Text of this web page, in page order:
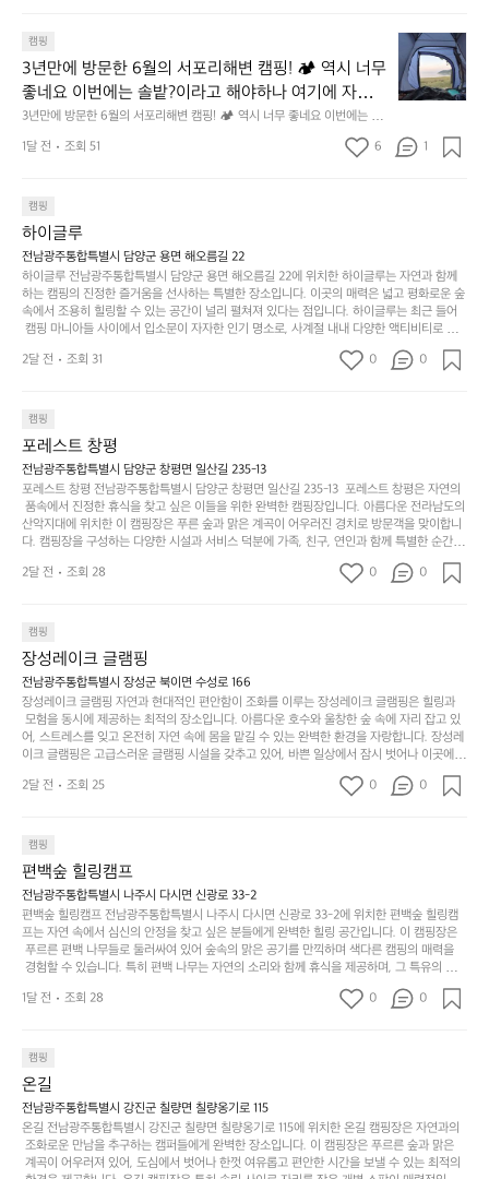
구
나
잠
에
기
까
이
걸
리
는
순
다.
그
럴
때
는
차
을
가
려
보
세
요.
튼
을
조
용
히
o
l
a
지
의
초
기
품
갑’입
니
다.
일
상
에
고
다
니
고
싶
어
는
크
기,
무
게,
이
의
아
주
미
가
존
재
용
할
수
있
록.
분
하
고,
단
순
하
하
지
않
은
디
자
웃
도
어
의
경
럽
게
이
어
주
E
M
O
캠핑
3년만에 방문한 6월의 서포리해변 캠핑! 🏕 역시 너무
좋네요 이번에는 솔밭?이라고 해야하나 여기에 자리를
잡았는데 정말 시원하고 경치도 좋네요  서해치고 물도
맑은편, 아이들도 놀기 좋고 1박 2일은 넘 짧게 느껴지
네요  .1박 1동 1만원 (수금은 7시쯤, 동네에서 관리) .수
바로 화장실있음 .5분거리 cu .2분거리 음식점  항구에
서부터 해변까지 버스도 다니네요 ㅎㅎㅎ 아이들 엄청
좋아하네요 점심쯤도착해서 철수할때까지 물놀이 3
타임이나 했네요 ⛱️
3년만에 방문한 6월의 서포리해변 캠핑! 🏕 역시 너무 좋네요 이번에는 솔
밭?이라고 해야하나 여기에 자리를 잡았는데 정말 시원하고 경치도 좋네요
서해치고 물도 맑은편, 아이들도 놀기 좋고 1박 2일은 넘 짧게 느껴지네요  .
항구에서부터 해변까지 버스도 다니네요 ㅎㅎㅎ 아이들 엄청 좋아하네요 점
심쯤도착해서 철수할때까지 물놀이 3타임이나 했네요 ⛱️
년
만
에
문
포
리
해
변
캠
핑!
무
좋
네
요
이
이
라
고
해
야
하
리
를
잡
았
는
하
고
경
1달 전 조회 51 6 1
캠핑
하이글루
전남광주통합특별시 담양군 용면 해오름길 22
하이글루 전남광주통합특별시 담양군 용면 해오름길 22에 위치한 하이글루는 자연과 함께
하는 캠핑의 진정한 즐거움을 선사하는 특별한 장소입니다. 이곳의 매력은 넓고 평화로운 숲
속에서 조용히 힐링할 수 있는 공간이 널리 펼쳐져 있다는 점입니다. 하이글루는 최근 들어
캠핑 마니아들 사이에서 입소문이 자자한 인기 명소로, 사계절 내내 다양한 액티비티로 방
문객들을 맞이합니다. 특히, 하이글루의 독특한 시설인 글램핑 텐트는 고객들에게 아늑한 잠
자리를 제공하며, 캠핑의 매력을 한층 더해 줍니다. 밖에서는 자연의 소리를 들으며, 내부에
함께 좋은 시간을 보낼 수 있다는 것입니다. 또한, 하이글루 인근에는 다양한 트레킹 코스와
자전거 도로가 있어 아웃도어 활동을 좋아하는 이들에게 더욱 참조할 만한 장소가 됩니다.
담양의 아름다운 자연과 함께, 건강한 레저 활동을 즐기며 행복한 캠핑 경험을 쌓으실 수 있
습니다. 하이글루에서 특별한 순간을 만끽해보세요. 따뜻한 햇살과 함께하는 아침, 상징적인
담양의 죽녹원과 함께 어우러진 저녁, 그리고 고요한 밤하늘 아래에서 별을 바라보며 나누는
이야기들은 여러분의 캠핑 여행을 더욱 특별하게 만들어 줄 것입니다.  인기 정도: ★★★★
★
2달 전 조회 31 0 0
캠핑
포레스트 창평
전남광주통합특별시 담양군 창평면 일산길 235-13
포레스트 창평 전남광주통합특별시 담양군 창평면 일산길 235-13  포레스트 창평은 자연의
품속에서 진정한 휴식을 찾고 싶은 이들을 위한 완벽한 캠핑장입니다. 아름다운 전라남도의
산악지대에 위치한 이 캠핑장은 푸른 숲과 맑은 계곡이 어우러진 경치로 방문객을 맞이합니
다. 캠핑장을 구성하는 다양한 시설과 서비스 덕분에 가족, 친구, 연인과 함께 특별한 순간을
만들어갈 수 있는 최적의 공간이 됩니다.  포레스트 창평은 주말마다 직접 재배한 신선한 농
산물을 제공하는 캠핑장으로, 현지에서만 느낄 수 있는 자연의 맛을 경험할 수 있습니다. 또
으며 깊은 숙면을 취할 수 있는 기회를 제공합니다.  이곳은 자연과의 완벽한 조화를 이루며,
다채로운 야외 활동을 제공합니다. 특히 어린이들은 안전하게 놀 수 있는 놀이시설이 마련
되어 있어 부모님들과 함께 즐거운 시간을 보낼 수 있습니다. 주변의 다양한 관광지와 먹거
리를 탐험하는 재미도 포레스트 창평의 매력 중 하나입니다.  또한, 캠핑장을 방문한 후 지속
적으로 재방문하는 이들이 많아 인기가 날로 상승하고 있습니다. 포레스트 창평은 단순한 캠
핑 그 이상을 제공하며, 자연을 사랑하는 모든 이들에게 꼭 한번 경험해봐야 할 장소로 자리
잡았습니다.  인기 정도: ★★★★★
2달 전 조회 28 0 0
캠핑
장성레이크 글램핑
전남광주통합특별시 장성군 북이면 수성로 166
장성레이크 글램핑 자연과 현대적인 편안함이 조화를 이루는 장성레이크 글램핑은 힐링과
모험을 동시에 제공하는 최적의 장소입니다. 아름다운 호수와 울창한 숲 속에 자리 잡고 있
어, 스트레스를 잊고 온전히 자연 속에 몸을 맡길 수 있는 완벽한 환경을 자랑합니다. 장성레
이크 글램핑은 고급스러운 글램핑 시설을 갖추고 있어, 바쁜 일상에서 잠시 벗어나 이곳에
오면 사치스러운 휴식이 가능해집니다. 독립된 텐트에서 제공되는 특별한 불멍 공간은 소중
한 사람과 함께 따뜻한 이야기를 나눌 수 있는 소중한 시간을 만들어 줍니다. 또한, 주변의 자
을 창출하는 시간이 될 것입니다. 특히 식사를 좋아하는 분들에게는 매주 특별한 바비큐 파
티와 지역에서 나는 신선한 재료로 만든 다양한 요리를 제공하여 미각을 만족시켜 줍니다.
장성레이크 글램핑은 그 아름다운 경관과 최고 품질의 시설 덕분에 최근 몇 년 사이에 특히
주목받고 있는 캠핑장 중 하나입니다. 주말이면 방문객이 가득해 예약이 빠르게 차는 만큼
미리 일정을 계획하시는 것이 좋습니다. 나만의 프라이빗한 공간에서 가족 및 사랑하는 사
람들과 함께하세요. 당신의 대자연 속 힐링을 기다리는 장성레이크 글램핑은 언젠가 반드시
방문해봐야 할 명소로 자리매김하였습니다. 인기 정도: ★★★★★
2달 전 조회 25 0 0
캠핑
편백숲 힐링캠프
전남광주통합특별시 나주시 다시면 신광로 33-2
편백숲 힐링캠프 전남광주통합특별시 나주시 다시면 신광로 33-2에 위치한 편백숲 힐링캠
프는 자연 속에서 심신의 안정을 찾고 싶은 분들에게 완벽한 힐링 공간입니다. 이 캠핑장은
푸르른 편백 나무들로 둘러싸여 있어 숲속의 맑은 공기를 만끽하며 색다른 캠핑의 매력을
경험할 수 있습니다. 특히 편백 나무는 자연의 소리와 함께 휴식을 제공하며, 그 특유의 아로
마향이 심리적 안정감을 가져다줍니다. 이곳에서 아침 햇살을 맞으며 조용한 숲속에서의 커
피 한 잔은 그 어떤 도시의 카페에서 느끼기 힘든 특별함을 선사합니다. 편백숲 힐링캠프는
즐길 수 있는 기회도 많은데, 자전거를 타거나 숲속을 거닐며 다양한 생태계를 체험해보는
것도 일상의 스트레스를 잊게 해줍니다. 또한, 캠프파이어를 즐기며 별빛 아래서 시간을 보
내는 것은 일상에서 벗어나 새로운 여유를 찾는 방법입니다. 운영자는 항상 방문객의 편안함
과 안전을 최우선으로 생각하고 있으며, 깨끗하고 잘 관리된 시설을 자랑합니다. 가족들이
함께하는 모닥불 구이 파티나 친구들과의 캠핑 퀴즈도 놓칠 수 없는 재미가 됩니다. 자연과
의 조화 속에서 힐링할 수 있는 편백숲 힐링캠프는 현대인의 바쁜 일상에서 벗어나 소중한
시간을 가지고 싶은 분들에게 특히 추천드립니다. 지금 바로 나주로 떠나 여유로움과 행복
1달 전 조회 28 0 0
캠핑
온길
전남광주통합특별시 강진군 칠량면 칠량옹기로 115
온길 전남광주통합특별시 강진군 칠량면 칠량옹기로 115에 위치한 온길 캠핑장은 자연과의
조화로운 만남을 추구하는 캠퍼들에게 완벽한 장소입니다. 이 캠핑장은 푸르른 숲과 맑은
계곡이 어우러져 있어, 도심에서 벗어나 한껏 여유롭고 편안한 시간을 보낼 수 있는 최적의